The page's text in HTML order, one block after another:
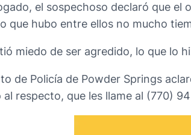
el sospechoso declaró que el
que hubo entre ellos no mucho
miedo de ser agredido, lo que lo
de Policía de Powder Springs
respecto, que les llame al (770)